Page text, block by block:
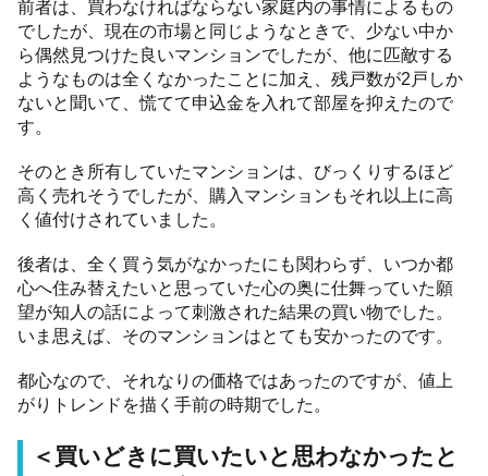
前者は、買わなければならない家庭内の事情によるもの
でしたが、現在の市場と同じようなときで、少ない中か
ら偶然見つけた良いマンションでしたが、他に匹敵する
ようなものは全くなかったことに加え、残戸数が2戸しか
ないと聞いて、慌てて申込金を入れて部屋を抑えたので
す。
そのとき所有していたマンションは、びっくりするほど
高く売れそうでしたが、購入マンションもそれ以上に高
く値付けされていました。
後者は、全く買う気がなかったにも関わらず、いつか都
心へ住み替えたいと思っていた心の奥に仕舞っていた願
望が知人の話によって刺激された結果の買い物でした。
いま思えば、そのマンションはとても安かったのです。
都心なので、それなりの価格ではあったのですが、値上
がりトレンドを描く手前の時期でした。
＜買いどきに買いたいと思わなかったと